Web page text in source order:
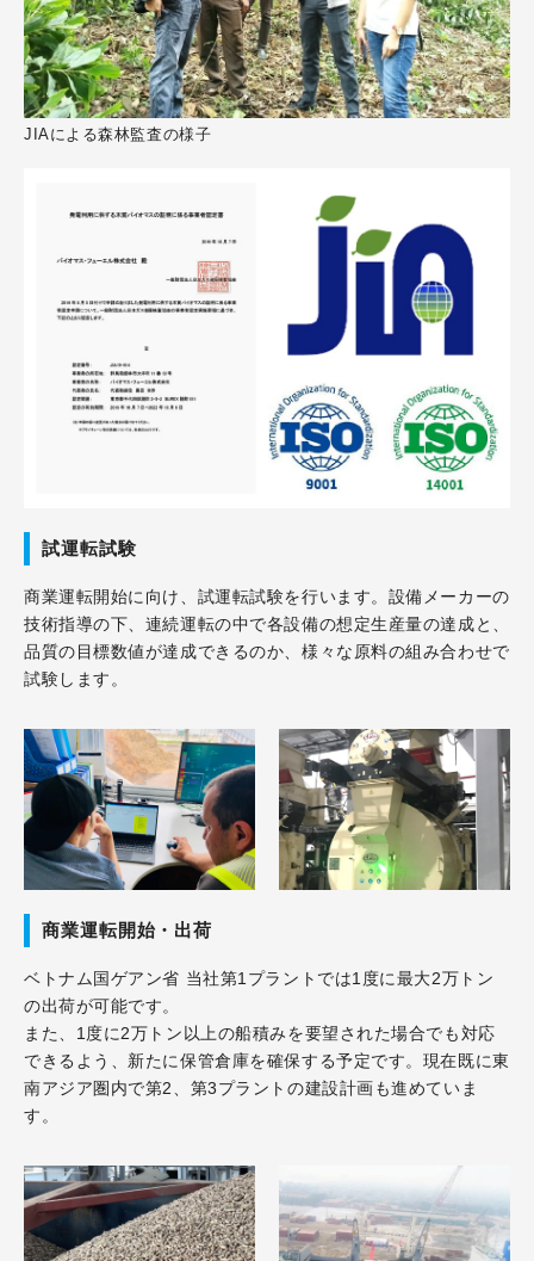
JIAによる森林監査の様子
試運転試験
商業運転開始に向け、試運転試験を行います。設備メーカーの
技術指導の下、連続運転の中で各設備の想定生産量の達成と、
品質の目標数値が達成できるのか、様々な原料の組み合わせで
試験します。
商業運転開始・出荷
ベトナム国ゲアン省 当社第1プラントでは1度に最大2万トン
の出荷が可能です。
また、1度に2万トン以上の船積みを要望された場合でも対応
できるよう、新たに保管倉庫を確保する予定です。現在既に東
南アジア圏内で第2、第3プラントの建設計画も進めていま
す。